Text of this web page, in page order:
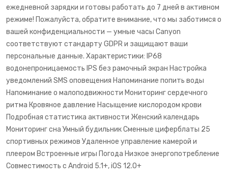
ежедневной зарядки и готовы работать до 7 дней в активном
режиме! Пожалуйста, обратите внимание, что мы заботимся о
вашей конфиденциальности — умные часы Canyon
соответствуют стандарту GDPR и защищают ваши
персональные данные. Характеристики: IP68
водонепроницаемость IPS без рамочный экран Настройка
уведомлений SMS оповещения Напоминание попить воды
Напоминание о малоподвижности Мониторинг сердечного
ритма Кровяное давление Насыщение кислородом крови
Подробная статистика активности Женский календарь
Мониторинг сна Умный будильник Сменные циферблаты 25
спортивных режимов Удаленное управление камерой и
плеером Встроенные игры Погода Низкое энергопотребление
Совместимость с Android 5.1+, iOS 12.0+